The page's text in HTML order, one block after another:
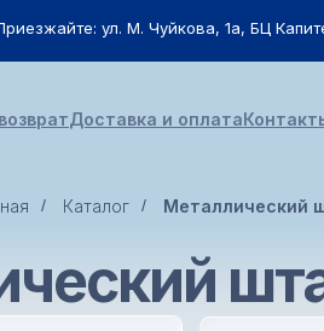
ул. М. Чуйкова, 1а, БЦ
Доставка и оплата
/ Каталог / Металлический